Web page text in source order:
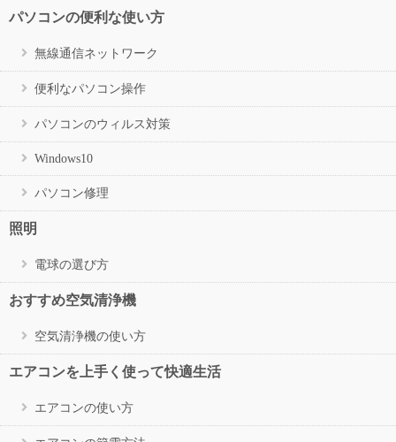
パソコンの便利な使い方
無線通信ネットワーク
便利なパソコン操作
パソコンのウィルス対策
Windows10
パソコン修理
照明
電球の選び方
おすすめ空気清浄機
空気清浄機の使い方
エアコンを上手く使って快適生活
エアコンの使い方